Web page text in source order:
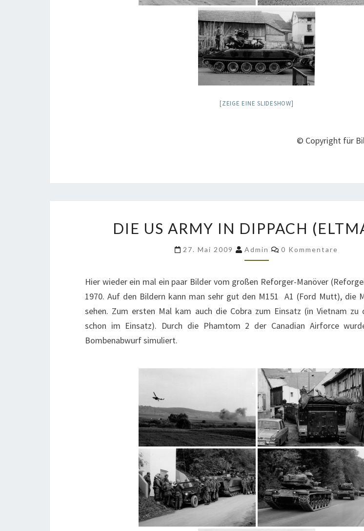
[ZEIGE EINE SLIDESHOW]
© Copyright für
US
ARMY
IN
(ELTMANN)
DIE US ARMY IN DIPPACH
27. Mai 2009 Admin Kommentare
0 Kommentare
Hier wieder ein mal ein paar Bilder vom großen Reforger-Manöver
1970. Auf den Bildern kann man sehr gut den M151 A1 (Ford Mutt), die
sehen. Zum ersten Mal kam auch die Cobra zum Einsatz (in Vietnam zu
schon im Einsatz). Durch die Phamtom 2 der Canadian Airforce
Bombenabwurf simuliert.